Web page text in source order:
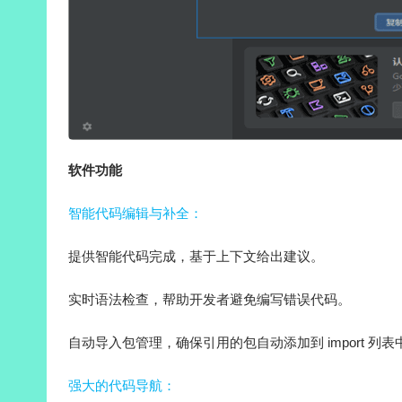
软件功能
智能代码编辑与补全：
提供智能代码完成，基于上下文给出建议。
实时语法检查，帮助开发者避免编写错误代码。
自动导入包管理，确保引用的包自动添加到 import 列表
强大的代码导航：